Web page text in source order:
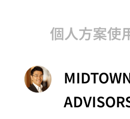
個人方案使